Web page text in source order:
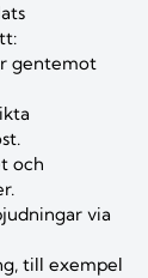
gentemot
och
via
till exempel